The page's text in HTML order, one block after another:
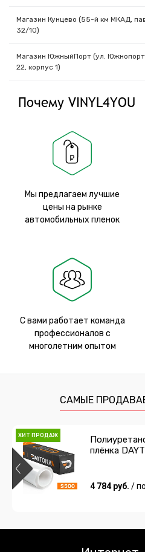
Магазин Кунцево (55-й км МКАД,
32/10)
Магазин ЮжныйПорт (ул.
22, корпус 1)
Почему VINYL4YOU
Мы предлагаем лучшие
цены на рынке
автомобильных пленок
С вами работает команда
профессионалов с
многолетним опытом
САМЫЕ
ХИТ ПРОДАЖ
плёнка
4 784 руб. /